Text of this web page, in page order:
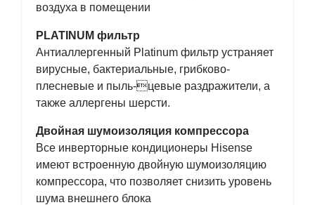
воздуха в помещении
PLATINUM фильтр
Антиаллергенный Platinum фильтр устраняет
вирусные, бактериальные, грибково-
плесневые и пыль-цевые раздражители, а
также аллергены шерсти.
Двойная шумоизоляция компрессора
Все инверторные кондиционеры Hisense
имеют встроенную двойную шумоизоляцию
компрессора, что позволяет снизить уровень
шума внешнего блока